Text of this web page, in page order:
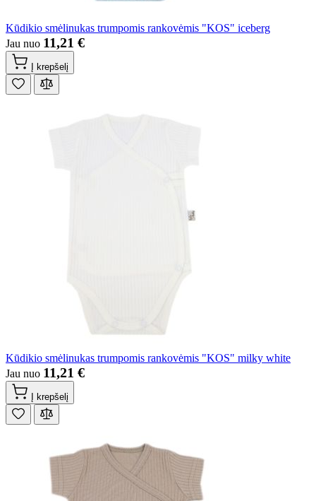
Kūdikio smėlinukas trumpomis rankovėmis "KOS" iceberg
Jau nuo 11,21 €
Į krepšelį
Kūdikio smėlinukas trumpomis rankovėmis "KOS" milky white
Jau nuo 11,21 €
Į krepšelį